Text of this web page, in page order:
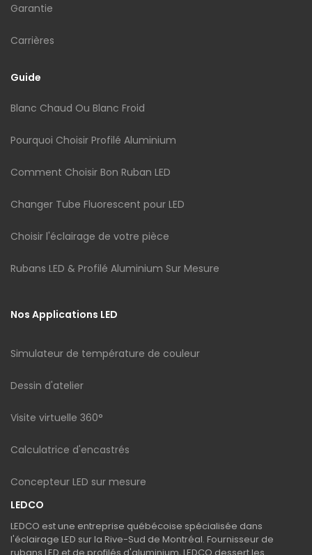
Garantie
Carrières
Guide
Blanc Chaud Ou Blanc Froid
Pourquoi Choisir Profilé Aluminium
Comment Choisir Bon Ruban LED
Changer Tube Fluorescent pour LED
Choisir l'éclairage de votre pièce
Rubans LED & Profilé Aluminium Sur Mesure
Nos Applications LED
Simulateur de température de couleur
Dessin d'atelier
Visite virtuelle 360°
Calculatrice d'encastrés
Concepteur LED sur mesure
LEDCO
LEDCO est une entreprise québécoise spécialisée dans
l'éclairage LED sur la Rive-Sud de Montréal. Fournisseur de
rubans LED et de profilés d'aluminium, LEDCO dessert les